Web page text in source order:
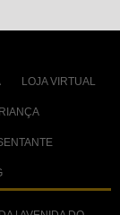
LOJA VIRTUAL